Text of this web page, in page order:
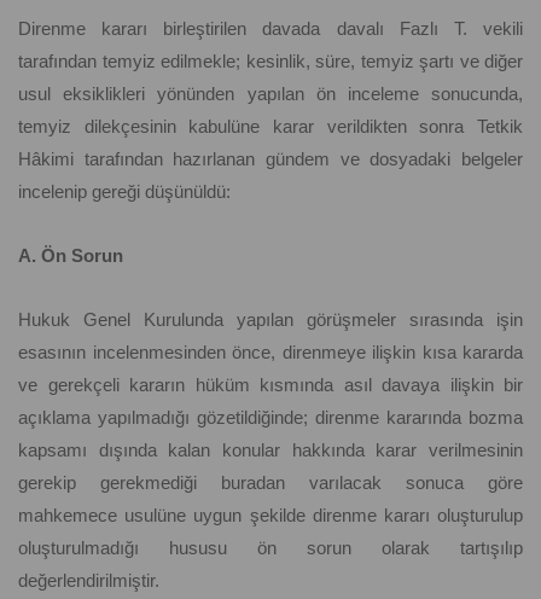
Direnme kararı birleştirilen davada davalı Fazlı T. vekili
tarafından temyiz edilmekle; kesinlik, süre, temyiz şartı ve diğer
usul eksiklikleri yönünden yapılan ön inceleme sonucunda,
temyiz dilekçesinin kabulüne karar verildikten sonra Tetkik
Hâkimi tarafından hazırlanan gündem ve dosyadaki belgeler
incelenip gereği düşünüldü:
A. Ön Sorun
Hukuk Genel Kurulunda yapılan görüşmeler sırasında işin
esasının incelenmesinden önce, direnmeye ilişkin kısa kararda
ve gerekçeli kararın hüküm kısmında asıl davaya ilişkin bir
açıklama yapılmadığı gözetildiğinde; direnme kararında bozma
kapsamı dışında kalan konular hakkında karar verilmesinin
gerekip gerekmediği buradan varılacak sonuca göre
mahkemece usulüne uygun şekilde direnme kararı oluşturulup
oluşturulmadığı hususu ön sorun olarak tartışılıp
değerlendirilmiştir.